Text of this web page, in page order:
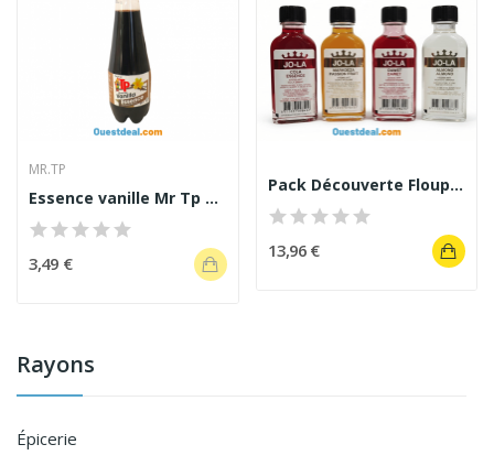
Rayons
Épicerie
MR.TP
Essence vanille Mr Tp 300 ml
3,49 €
Pack Découverte Floup Créole JO-LA – 4 Essences...
13,96 €